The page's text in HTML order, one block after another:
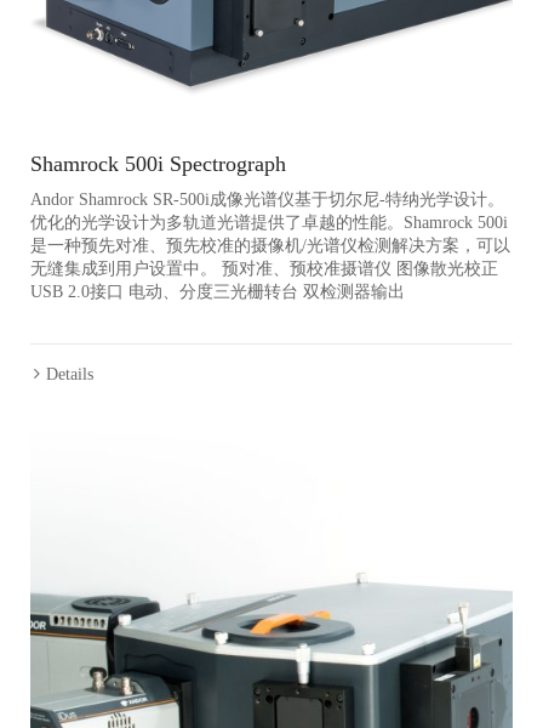
Shamrock 500i Spectrograph
Andor Shamrock SR-500i成像光谱仪基于切尔尼-特纳光学设计。
优化的光学设计为多轨道光谱提供了卓越的性能。Shamrock 500i
是一种预先对准、预先校准的摄像机/光谱仪检测解决方案，可以
无缝集成到用户设置中。 预对准、预校准摄谱仪 图像散光校正
USB 2.0接口 电动、分度三光栅转台 双检测器输出
Details